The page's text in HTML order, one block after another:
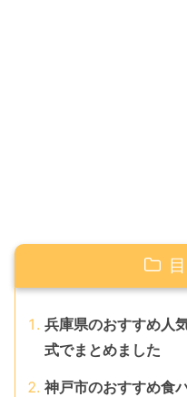
兵庫県のおすすめ人
式でまとめました
神戸市のおすすめ食